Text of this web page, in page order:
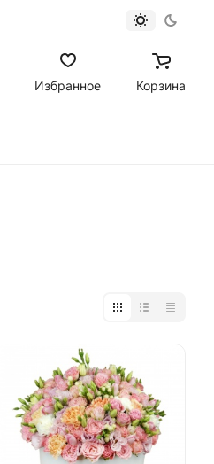
Избранное Корзина